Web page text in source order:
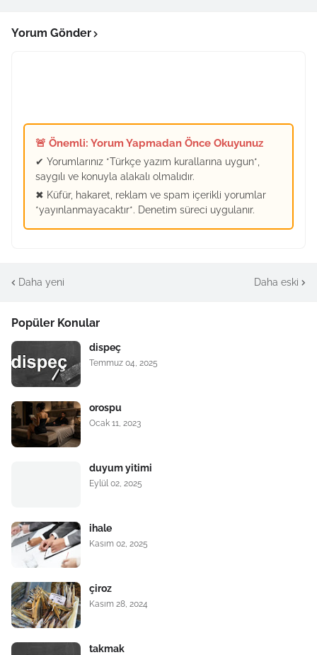
Yorum Gönder
🚨 Önemli: Yorum Yapmadan Önce Okuyunuz
✔ Yorumlarınız *Türkçe yazım kurallarına uygun*,
saygılı ve konuyla alakalı olmalıdır.
✖ Küfür, hakaret, reklam ve spam içerikli yorumlar
*yayınlanmayacaktır*. Denetim süreci uygulanır.
Daha yeni Daha eski
Popüler Konular
dispeç
Temmuz 04, 2025
orospu
Ocak 11, 2023
duyum yitimi
Eylül 02, 2025
ihale
Kasım 02, 2025
çiroz
Kasım 28, 2024
takmak